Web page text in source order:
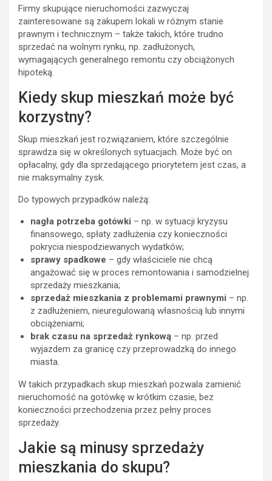
Firmy skupujące nieruchomości zazwyczaj
zainteresowane są zakupem lokali w różnym stanie
prawnym i technicznym – także takich, które trudno
sprzedać na wolnym rynku, np. zadłużonych,
wymagających generalnego remontu czy obciążonych
hipoteką.
Kiedy skup mieszkań może być
korzystny?
Skup mieszkań jest rozwiązaniem, które szczególnie
sprawdza się w określonych sytuacjach. Może być on
opłacalny, gdy dla sprzedającego priorytetem jest czas, a
nie maksymalny zysk.
Do typowych przypadków należą:
nagła potrzeba gotówki – np. w sytuacji kryzysu
finansowego, spłaty zadłużenia czy konieczności
pokrycia niespodziewanych wydatków;
sprawy spadkowe – gdy właściciele nie chcą
angażować się w proces remontowania i samodzielnej
sprzedaży mieszkania;
sprzedaż mieszkania z problemami prawnymi – np.
z zadłużeniem, nieuregulowaną własnością lub innymi
obciążeniami;
brak czasu na sprzedaż rynkową – np. przed
wyjazdem za granicę czy przeprowadzką do innego
miasta.
W takich przypadkach skup mieszkań pozwala zamienić
nieruchomość na gotówkę w krótkim czasie, bez
konieczności przechodzenia przez pełny proces
sprzedaży.
Jakie są minusy sprzedaży
mieszkania do skupu?